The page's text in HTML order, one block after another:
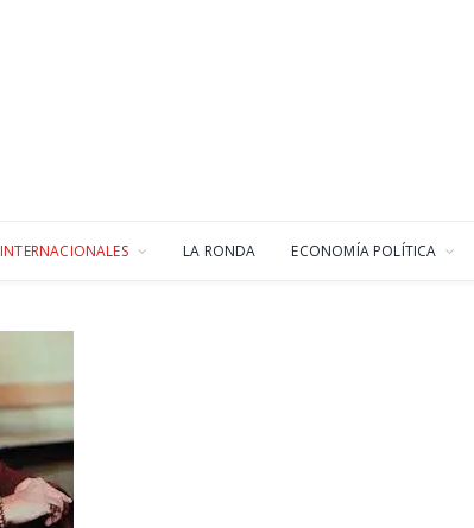
INTERNACIONALES LA RONDA ECONOMÍA POLÍTICA